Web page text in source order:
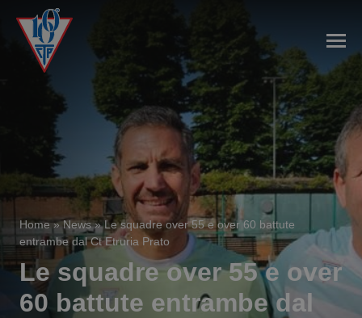
Home»News»Le squadre over 55 e over 60 battute
entrambe dal Ct Etruria Prato
Le squadre over 55 e over
60 battute entrambe dal